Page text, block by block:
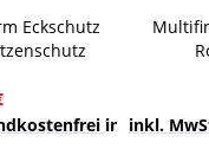
Eckschutz
innerhalb
inkl.